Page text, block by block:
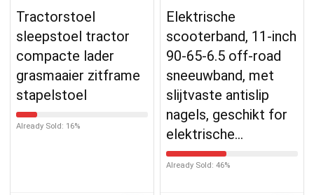
Tractorstoel
sleepstoel tractor
compacte lader
grasmaaier zitframe
stapelstoel
Already Sold: 16%
Elektrische
scooterband, 11-inch
90-65-6.5 off-road
sneeuwband, met
slijtvaste antislip
nagels, geschikt for
elektrische…
Already Sold: 46%